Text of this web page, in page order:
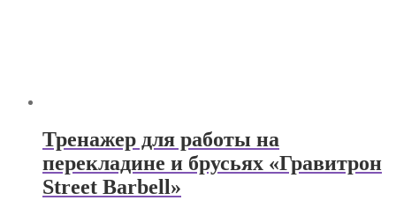
Тренажер для работы на
перекладине и брусьях «Гравитрон
Street Barbell»